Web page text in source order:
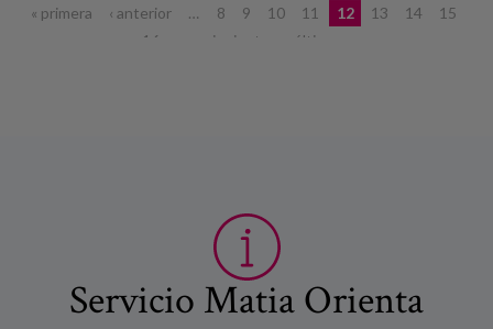
Páginas
« primera ‹ anterior … 8 9 10 11 12 13 14
15
16
siguiente › última »
Servicio Matia Orienta